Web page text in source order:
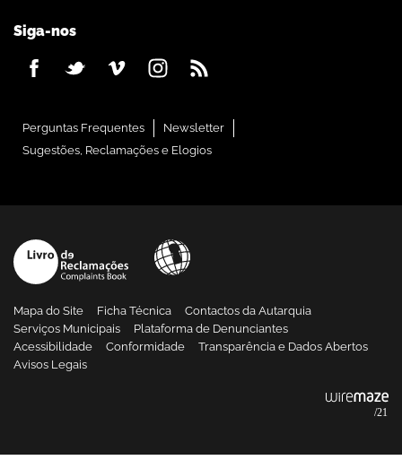
Siga-nos
Perguntas Frequentes
Newsletter
Sugestões, Reclamações e Elogios
Mapa do Site Ficha Técnica
Contactos da Autarquia
Serviços Municipais
Plataforma de Denunciantes
Acessibilidade
Conformidade
Transparência e Dados Abertos
Avisos Legais